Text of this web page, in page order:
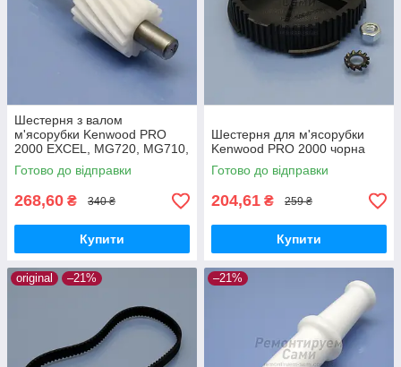
Шестерня з валом
м'ясорубки Kenwood PRO
2000 EXCEL, MG720, MG710,
MG700, MG70
Готово до відправки
268,60 ₴ 340 ₴
Купити
Шестерня для м'ясорубки
Kenwood PRO 2000 чорна
Готово до відправки
204,61 ₴ 259 ₴
Купити
original –21% –21%